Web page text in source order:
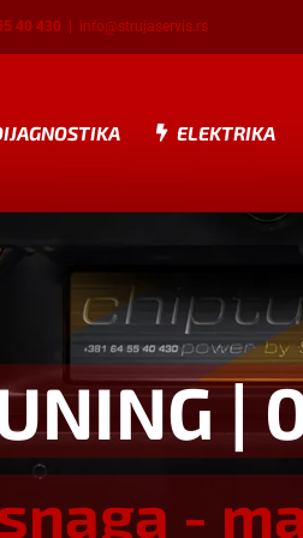
40 430 info@strujaservis.rs
ELEKTRIKA
|
-